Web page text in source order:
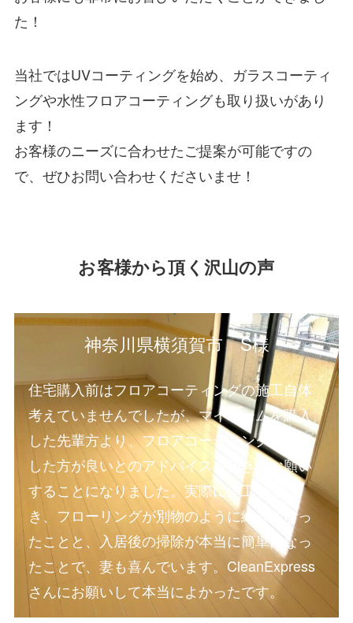
た！
当社ではUVコーティングを始め、ガラスコーティ
ングや水性フロアコーティングも取り扱いがあり
ます！
お客様のニーズに合わせたご提案が可能ですの
で、ぜひお問い合わせくださいませ！
お客様から頂く沢山の声
神奈川県横須賀市 S様
住宅購入前はフロアコーティングの施工自体
考えていませんでしたが、マイホームを購入
した先輩方より、フロアコーティングは施工
した方が良いとのアドバイスを頂き、お願い
することになりました。実際に施工して頂
き、フローリングが別物のように綺麗になっ
たことと、入居後の掃除が本当に簡単になっ
たことで、妻も喜んでいます。CleanExpress
さんにお願いして本当によかったです。